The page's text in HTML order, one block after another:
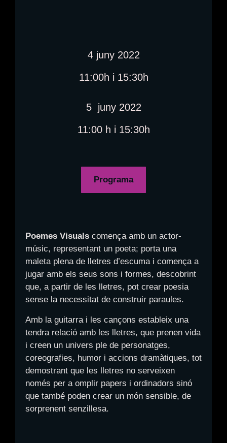
4 juny 2022
11:00h i 15:30h
5 juny 2022
11:00 h i 15:30h
Programa
Poemes Visuals comença amb un actor-
músic, representant un poeta; porta una
maleta plena de lletres d’escuma i comença a
jugar amb els seus sons i formes, descobrint
que, a partir de les lletres, pot crear poesia
sense la necessitat de construir paraules.
Amb la guitarra i les cançons estableix una
tendra relació amb les lletres, que prenen vida
i creen un univers ple de personatges,
coreografies, humor i accions dramàtiques, tot
demostrant que les lletres no serveixen
només per a omplir papers i ordinadors sinó
que també poden crear un món sensible, de
sorprenent senzillesa.